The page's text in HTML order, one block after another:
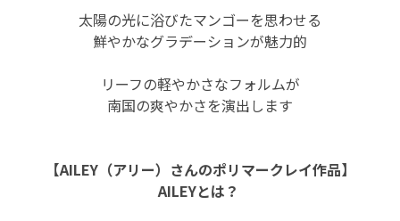
太陽の光に浴びたマンゴーを思わせる
鮮やかなグラデーションが魅力的
リーフの軽やかさなフォルムが
南国の爽やかさを演出します
【AILEY（アリー）さんのポリマークレイ作品】
AILEYとは？